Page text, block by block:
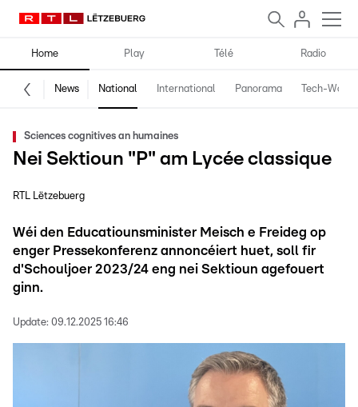
Home Play Télé Radio
News National International Panorama Tech-World
Sciences cognitives an humaines
Nei Sektioun "P" am Lycée classique
RTL Lëtzebuerg
Wéi den Educatiounsminister Meisch e Freideg op
enger Pressekonferenz annoncéiert huet, soll fir
d'Schouljoer 2023/24 eng nei Sektioun agefouert
ginn.
Update: 09.12.2025 16:46